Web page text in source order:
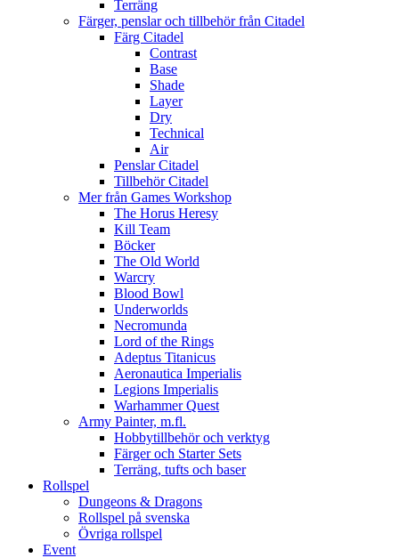
Terräng
Färger, penslar och tillbehör från Citadel
Färg Citadel
Contrast
Base
Shade
Layer
Dry
Technical
Air
Penslar Citadel
Tillbehör Citadel
Mer från Games Workshop
The Horus Heresy
Kill Team
Böcker
The Old World
Warcry
Blood Bowl
Underworlds
Necromunda
Lord of the Rings
Adeptus Titanicus
Aeronautica Imperialis
Legions Imperialis
Warhammer Quest
Army Painter, m.fl.
Hobbytillbehör och verktyg
Färger och Starter Sets
Terräng, tufts och baser
Rollspel
Dungeons & Dragons
Rollspel på svenska
Övriga rollspel
Event